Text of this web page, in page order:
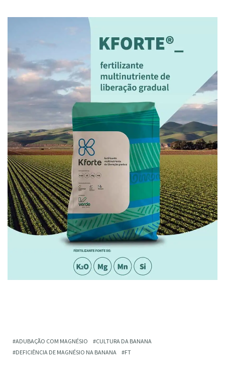
ADUBAÇÃO COM MAGNÉSIO
CULTURA DA BANANA
DEFICIÊNCIA DE MAGNÉSIO NA BANANA
FT